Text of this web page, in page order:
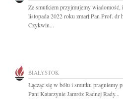
Ze smutkiem przyjmujemy wiadomość,
listopada 2022 roku zmarł Pan Prof. dr
Czykwin...
BIAŁYSTOK
Łącząc się w bólu i smutku pragniemy
Pani Katarzynie Jamróz Radnej Rady...